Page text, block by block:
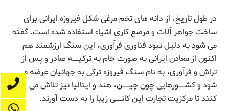
در طول تاریخ، از دانه های تخم مرغی شکل فیروزه ایرانی برای
ساخت جواهر آلات و مرصع کاری اشیاء استفاده شده است. گفته
می شود به دلیل نبود فناوری فرآوری، این سنگ ارزشمند هم
اکنون از معادن ایرانی به صورت خام به ترکیــه صادر و پس از
تراش و فرآوری، به نام سنگ فیروزه ترکی به جهانیان عرضه می
شود و کشــورهایی چون چیــن، هند و ایتالیا نیز تلاش می
کنند تا مرکزیت تجارت این کانــی زیبا را به دست آورند.